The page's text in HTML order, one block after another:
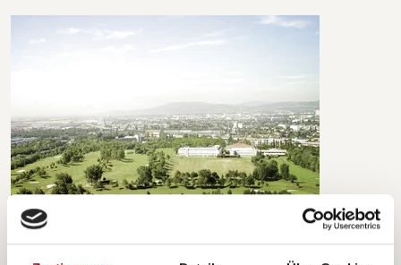
Austria Trend Hotels